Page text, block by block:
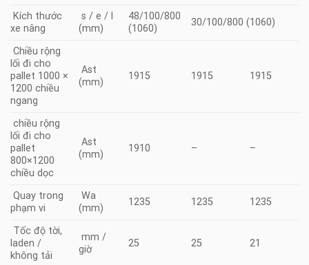
Kích thước
xe nâng
s / e / l
(mm)
48/100/800
(1060)
30/100/800 (1060)
Chiều rộng
lối đi cho
pallet 1000 ×
1200 chiều
ngang
Ast
(mm)
1915 1915 1915
chiều rộng
lối đi cho
pallet
800×1200
chiều dọc
Ast
(mm)
1910 – –
Quay trong
phạm vi
Wa
(mm)
1235 1235 1235
Tốc độ tời,
laden /
không tải
mm /
giờ
25 25 21